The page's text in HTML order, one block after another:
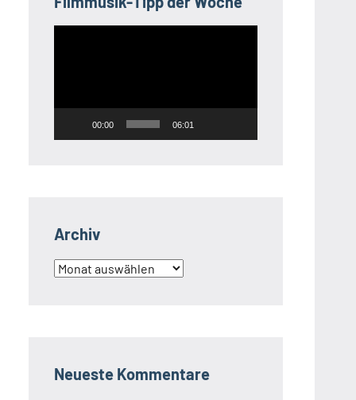
00:00 06:01
Archiv
Archiv
Neueste Kommentare